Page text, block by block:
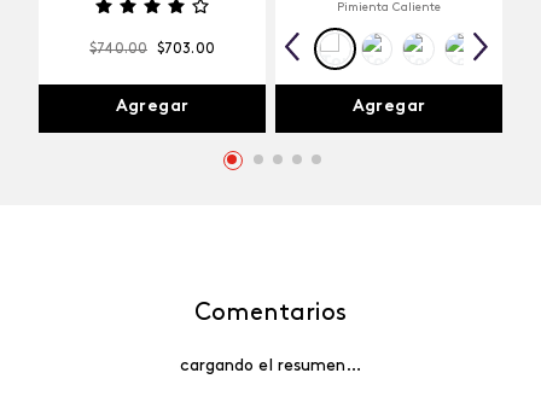
$740.00 $703.00
Agregar
Pimienta Caliente
Agregar
Comentarios
cargando el resumen…